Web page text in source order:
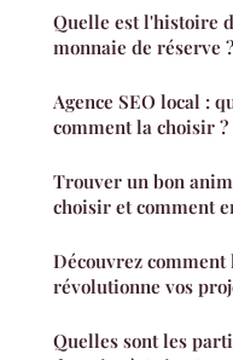
Quelle est l'histoire
monnaie de réserve ?
Agence SEO local :
comment la choisir ?
Trouver un bon
choisir et comment
Découvrez
révolutionne vos
Quelles sont les